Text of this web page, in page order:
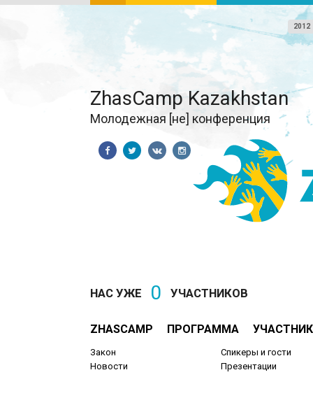
2012
ZhasCamp Kazakhstan
Молодежная [не] конференция
НАС УЖЕ 0 УЧАСТНИКОВ
ZHASCAMP ПРОГРАММА
Закон
Новости
Спикеры и гости
Презентации